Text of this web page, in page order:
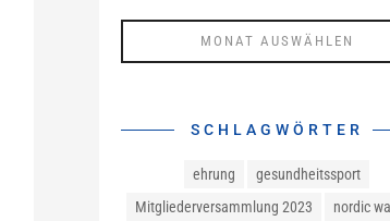
SCHLAGWÖRTER
ehrung
gesundheitssport
Mitgliederversammlung 2023
nordic